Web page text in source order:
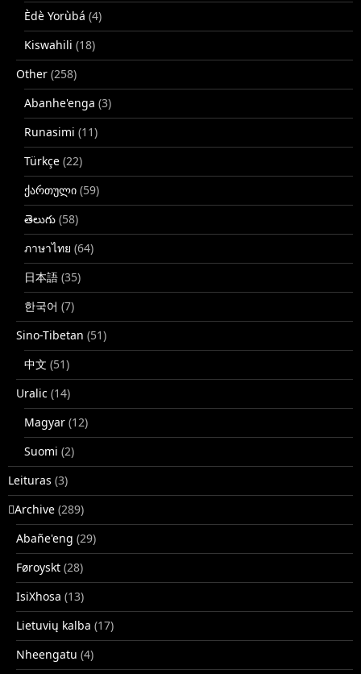
Èdè Yorùbá (4)
Kiswahili (18)
Other (258)
Abanhe'enga (3)
Runasimi (11)
Türkçe (22)
ქართული (59)
తెలుగు (58)
ภาษาไทย (64)
日本語 (35)
한국어 (7)
Sino-Tibetan (51)
中文 (51)
Uralic (14)
Magyar (12)
Suomi (2)
Leituras (3)
􏿽Archive (289)
Abañe'eng (29)
Føroyskt (28)
IsiXhosa (13)
Lietuvių kalba (17)
Nheengatu (4)